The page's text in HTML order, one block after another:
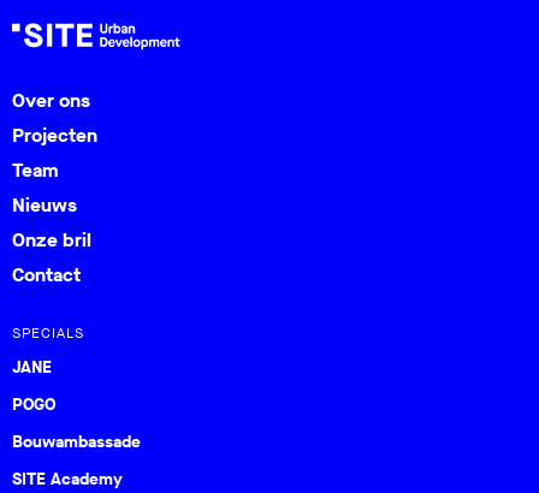
Over ons
Projecten
Team
Nieuws
Onze bril
Contact
SPECIALS
JANE
POGO
Bouwambassade
SITE Academy